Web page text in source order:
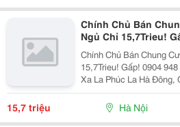
Chính Chủ Bán
Ngủ Chỉ 15,7Trieu!
Chính Chủ Bán Chung
15,7Trieu! Gấp! 0904 948 285! Dự Án Chung
Xa La Phúc La Hà Đông,
Chính Chủ , Chung Cư
Chính Chủ Cần Bán
15,7 triệu Hà Nội